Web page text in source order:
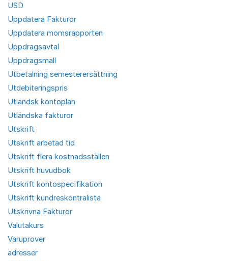
USD
Uppdatera Fakturor
Uppdatera momsrapporten
Uppdragsavtal
Uppdragsmall
Utbetalning semesterersättning
Utdebiteringspris
Utländsk kontoplan
Utländska fakturor
Utskrift
Utskrift arbetad tid
Utskrift flera kostnadsställen
Utskrift huvudbok
Utskrift kontospecifikation
Utskrift kundreskontralista
Utskrivna Fakturor
Valutakurs
Varuprover
adresser